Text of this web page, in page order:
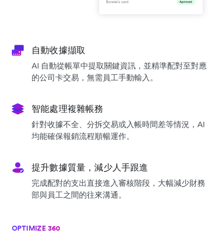
自動收據擷取
AI 自動從帳單中提取關鍵資訊，並精準配對至對應
的公司卡交易，無需員工手動輸入。
智能處理複雜帳務
針對收據不全、分拆交易或入帳時間差等情況，AI
均能確保報銷流程順暢運作。
提升數據質量，減少人手跟進
完成配對的支出直接進入審核階段，大幅減少財務
部與員工之間的往來溝通。
OPTIMIZE 360